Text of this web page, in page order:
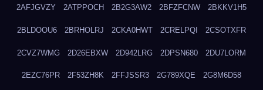
2AFJGVZY 2ATPPOCH 2B2G3AW2 2BFZFCNW 2BKKV1H5
2BLDOOU6 2BRHOLRJ 2CKA0HWT 2CRELPQI 2CSOTXFR
2CVZ7WMG 2D26EBXW 2D942LRG 2DPSN680 2DU7LORM
2EZC76PR 2F53ZH8K 2FFJSSR3 2G789XQE 2G8M6D58